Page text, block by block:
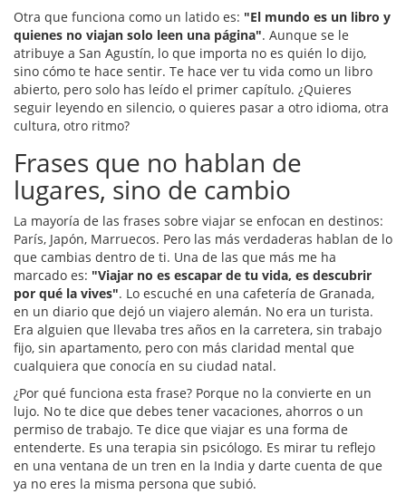
Otra que funciona como un latido es: "El mundo es un libro y
quienes no viajan solo leen una página". Aunque se le
atribuye a San Agustín, lo que importa no es quién lo dijo,
sino cómo te hace sentir. Te hace ver tu vida como un libro
abierto, pero solo has leído el primer capítulo. ¿Quieres
seguir leyendo en silencio, o quieres pasar a otro idioma, otra
cultura, otro ritmo?
Frases que no hablan de
lugares, sino de cambio
La mayoría de las frases sobre viajar se enfocan en destinos:
París, Japón, Marruecos. Pero las más verdaderas hablan de lo
que cambias dentro de ti. Una de las que más me ha
marcado es: "Viajar no es escapar de tu vida, es descubrir
por qué la vives". Lo escuché en una cafetería de Granada,
en un diario que dejó un viajero alemán. No era un turista.
Era alguien que llevaba tres años en la carretera, sin trabajo
fijo, sin apartamento, pero con más claridad mental que
cualquiera que conocía en su ciudad natal.
¿Por qué funciona esta frase? Porque no la convierte en un
lujo. No te dice que debes tener vacaciones, ahorros o un
permiso de trabajo. Te dice que viajar es una forma de
entenderte. Es una terapia sin psicólogo. Es mirar tu reflejo
en una ventana de un tren en la India y darte cuenta de que
ya no eres la misma persona que subió.